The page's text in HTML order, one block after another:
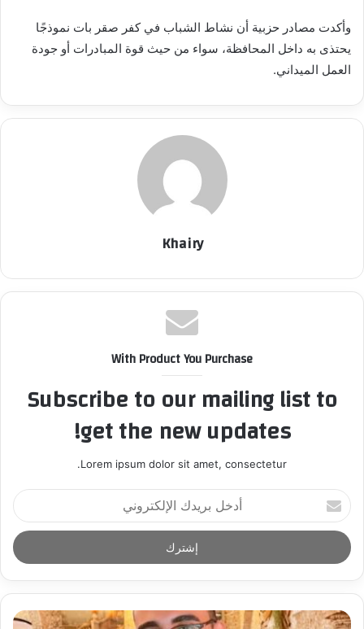
وأكدت مصادر حزبية أن نشاط الشباب في كفر صقر بات نموذجًا
يحتذى به داخل المحافظة، سواء من حيث قوة المبادرات أو جودة
العمل الميداني.
Khairy
With Product You Purchase
Subscribe to our mailing list to
get the new updates!
Lorem ipsum dolor sit amet, consectetur.
أ
د
خ
ل
ر
د